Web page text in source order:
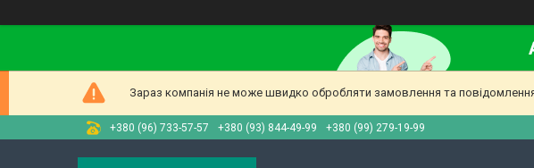
Зараз компанія не може швидко обробляти замовлення та
+380 (96) 733-57-57 +380 (93) 844-49-99 +380 (99) 279-19-99